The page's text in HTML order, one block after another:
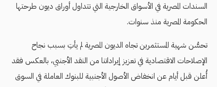
السندات المصرية في الأسواق الخارجية التي تتداول أوراق ديون طرحتها
الحكومة المصرية منذ سنوات.
تحسُّن شهية المستثمرين تجاه الديون المصرية لم يأتِ بسبب نجاح
الإصلاحات الاقتصادية في تعزيز إيراداتنا من النقد الأجنبي، بالعكس فقد
أُعلن قبل أيام عن انخفاض الأصول الأجنبية للبنوك العاملة في السوق